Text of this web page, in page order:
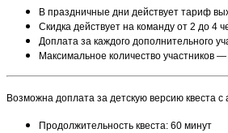
В праздничные дни действует тариф
Скидка действует на команду от 2 до 4
Доплата за каждого дополнительного
Максимальное количество участников —
Возможна доплата за детскую версию квеста
Продолжительность квеста: 60 минут